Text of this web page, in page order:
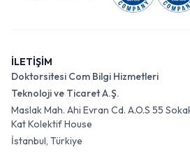
İLETİŞİM
Doktorsitesi Com Bilgi Hizmetleri
Teknoloji ve Ticaret A.Ş.
Maslak Mah. Ahi Evran Cd. A.O.S 55
Kat Kolektif House
İstanbul, Türkiye